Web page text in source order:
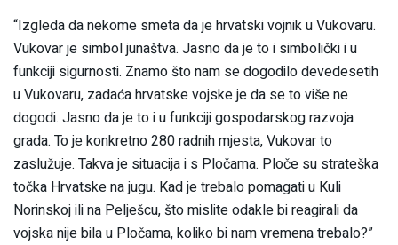
“Izgleda da nekome smeta da je hrvatski vojnik u Vukovaru.
Vukovar je simbol junaštva. Jasno da je to i simbolički i u
funkciji sigurnosti. Znamo što nam se dogodilo devedesetih
u Vukovaru, zadaća hrvatske vojske je da se to više ne
dogodi. Jasno da je to i u funkciji gospodarskog razvoja
grada. To je konkretno 280 radnih mjesta, Vukovar to
zaslužuje. Takva je situacija i s Pločama. Ploče su strateška
točka Hrvatske na jugu. Kad je trebalo pomagati u Kuli
Norinskoj ili na Pelješcu, što mislite odakle bi reagirali da
vojska nije bila u Pločama, koliko bi nam vremena trebalo?”